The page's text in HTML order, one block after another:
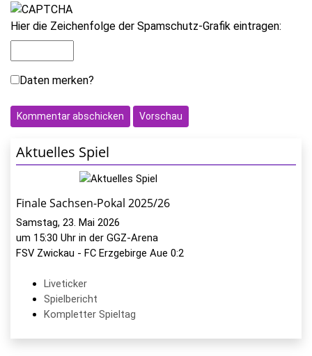
Hier die Zeichenfolge der Spamschutz-Grafik eintragen:
Daten merken?
Aktuelles Spiel
Finale Sachsen-Pokal 2025/26
Samstag, 23. Mai 2026
um 15:30 Uhr in der GGZ-Arena
FSV Zwickau - FC Erzgebirge Aue 0:2
Liveticker
Spielbericht
Kompletter Spieltag